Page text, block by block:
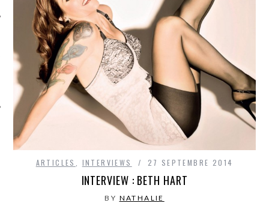
SOCIAUX
ARTICLES INTERVIEWS 27 SEPTEMBRE 2014
INTERVIEW : BETH HART
BY NATHALIE